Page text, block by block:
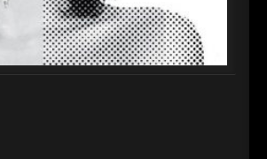
Blutmond
Oberer Totpunkt
Totentanz